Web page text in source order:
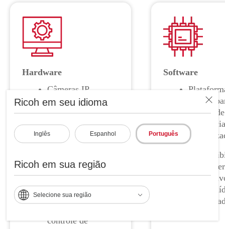
Ricoh em seu idioma
Inglês Espanhol Português
Ricoh em sua região
Selecione sua região
Hardware
Câmeras IP
com
Inteligência
Artificial.
Sensores IoT
monitoramento
ambiental.
Sistemas
controle de
Software
nuvem
análise
e
com
marcas
de